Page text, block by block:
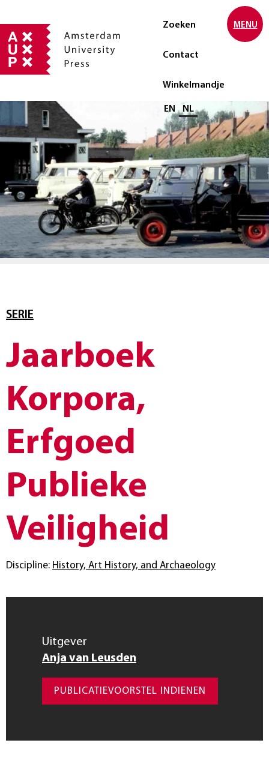
Zoeken
Contact
Winkelmandje
Selecteer taal
EN NL
MENU
SERIE
Jaarboek
Korpora,
Erfgoed
Publieke
Veiligheid
Discipline: History, Art History, and Archaeology
Uitgever
Anja van Leusden
PUBLICATIEVOORSTEL INDIENEN